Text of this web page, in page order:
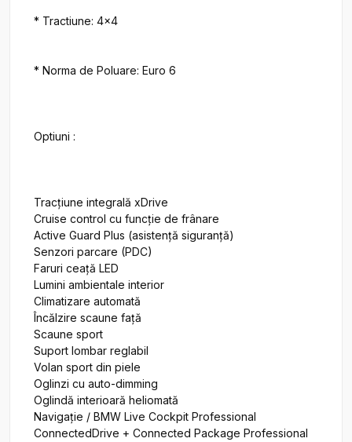
* Tractiune: 4x4
* Norma de Poluare: Euro 6
Optiuni :
Tracțiune integrală xDrive
Cruise control cu funcție de frânare
Active Guard Plus (asistență siguranță)
Senzori parcare (PDC)
Faruri ceață LED
Lumini ambientale interior
Climatizare automată
Încălzire scaune față
Scaune sport
Suport lombar reglabil
Volan sport din piele
Oglinzi cu auto-dimming
Oglindă interioară heliomată
Navigație / BMW Live Cockpit Professional
ConnectedDrive + Connected Package Professional